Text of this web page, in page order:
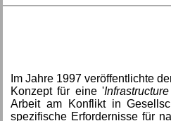
Im Jahre 1997 veröffentlichte
Konzept für eine '
Arbeit am Konflikt in
spezifische Erfordernisse für